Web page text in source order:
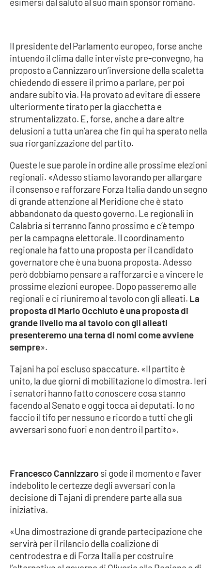
SPECIALI
LA
CALABRIAVISIONE
Destinazioni
Eventi
Food
Storie
LAC
NETWORK
Lacplay.it
Lactv.it
Laconair.it
Lacitymag.it
Lacapitalenews.it
Ilreggino.it
Cosenzachannel.it
Ilvibonese.it
Catanzarochannel.it
Android
Apple
Il presidente del Parlamento europeo, forse anche
intuendo il clima dalle interviste pre-convegno, ha
proposto a Cannizzaro un’inversione della scaletta
chiedendo di essere il primo a parlare, per poi
andare subito via. Ha provato ad evitare di essere
ulteriormente tirato per la giacchetta e
strumentalizzato. E, forse, anche a dare altre
delusioni a tutta un’area che fin qui ha sperato nella
sua riorganizzazione del partito.
Queste le sue parole in ordine alle prossime elezioni
regionali. «Adesso stiamo lavorando per allargare
il consenso e rafforzare Forza Italia dando un segno
di grande attenzione al Meridione che è stato
abbandonato da questo governo. Le regionali in
Calabria si terranno l’anno prossimo e c’è tempo
per la campagna elettorale. Il coordinamento
regionale ha fatto una proposta per il candidato
governatore che è una buona proposta. Adesso
però dobbiamo pensare a rafforzarci e a vincere le
prossime elezioni europee. Dopo passeremo alle
regionali e ci riuniremo al tavolo con gli alleati. La
proposta di Mario Occhiuto è una proposta di
grande livello ma al tavolo con gli alleati
presenteremo una terna di nomi come avviene
sempre».
Tajani ha poi escluso spaccature. «Il partito è
unito, la due giorni di mobilitazione lo dimostra. Ieri
i senatori hanno fatto conoscere cosa stanno
facendo al Senato e oggi tocca ai deputati. Io no
faccio il tifo per nessuno e ricordo a tutti che gli
avversari sono fuori e non dentro il partito».
Francesco Cannizzaro si gode il momento e l’aver
indebolito le certezze degli avversari con la
decisione di Tajani di prendere parte alla sua
iniziativa.
«Una dimostrazione di grande partecipazione che
servirà per il rilancio della coalizione di
centrodestra e di Forza Italia per costruire